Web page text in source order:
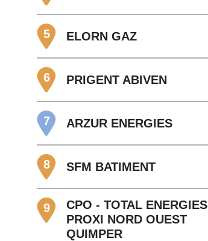
5 ELORN GAZ
6 PRIGENT ABIVEN
7 ARZUR ENERGIES
8 SFM BATIMENT
9
CPO - TOTAL ENERGIES
PROXI NORD OUEST
QUIMPER